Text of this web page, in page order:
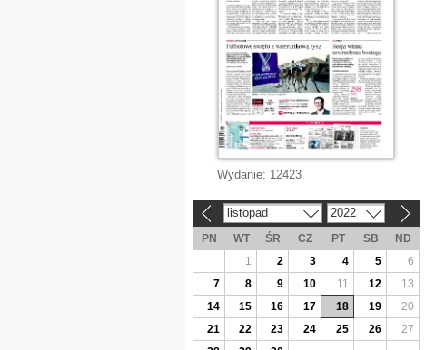
Wydanie: 12423
listopad 2022
PN WT ŚR CZ PT SB
ND
1
2 3 4 5
6
7
8 9 10 11 12
13
14
15 16 17 18 19
20
21
22 23 24 25 26
27